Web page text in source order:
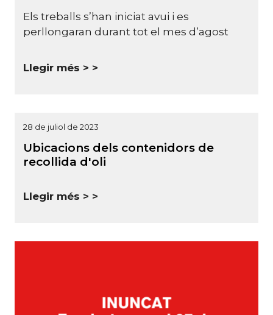
Els treballs s’han iniciat avui i es
perllongaran durant tot el mes d’agost
Llegir més >
28 de juliol de 2023
Ubicacions dels contenidors de
recollida d'oli
Llegir més >